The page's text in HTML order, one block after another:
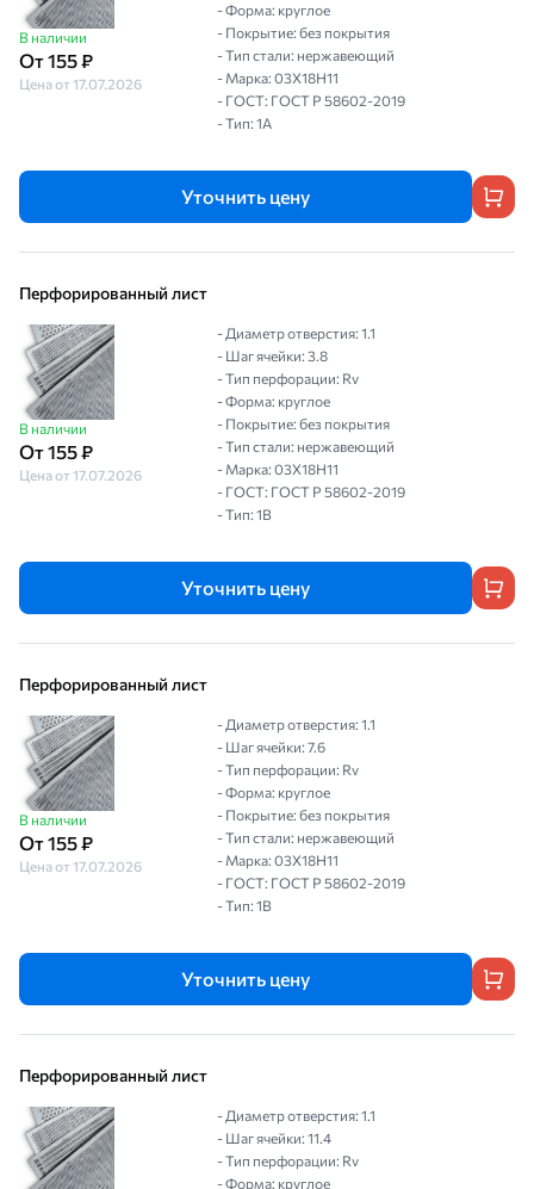
В наличии
От 155 ₽
Цена от 17.07.2026
- Форма: круглое
- Покрытие: без покрытия
- Тип стали: нержавеющий
- Марка: 03Х18Н11
- ГОСТ: ГОСТ Р 58602-2019
- Тип: 1A
Уточнить цену
Перфорированный лист
В наличии
От 155 ₽
Цена от 17.07.2026
- Диаметр отверстия: 1.1
- Шаг ячейки: 3.8
- Тип перфорации: Rv
- Форма: круглое
- Покрытие: без покрытия
- Тип стали: нержавеющий
- Марка: 03Х18Н11
- ГОСТ: ГОСТ Р 58602-2019
- Тип: 1B
Уточнить цену
Перфорированный лист
В наличии
От 155 ₽
Цена от 17.07.2026
- Диаметр отверстия: 1.1
- Шаг ячейки: 7.6
- Тип перфорации: Rv
- Форма: круглое
- Покрытие: без покрытия
- Тип стали: нержавеющий
- Марка: 03Х18Н11
- ГОСТ: ГОСТ Р 58602-2019
- Тип: 1B
Уточнить цену
Перфорированный лист
- Диаметр отверстия: 1.1
- Шаг ячейки: 11.4
- Тип перфорации: Rv
- Форма: круглое